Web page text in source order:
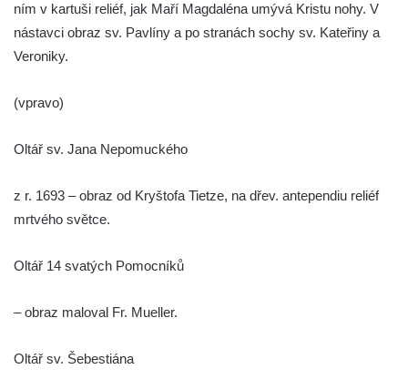
Polsko)
Skalní kaple Nejsvětější Trojice u Česká
Kamenice
Ohří
nádraží v Dubé
Hřbitovní kaple ve Velkém Šenově
Márnice na hřbitově v Chlumčanech
Kaple svatého Václava ve Vlčí
ním v kartuši reliéf, jak Maří Magdaléna umývá Kristu nohy. V
nástavci obraz sv. Pavlíny a po stranách sochy sv. Kateřiny a
Veroniky.
(vpravo)
Oltář sv. Jana Nepomuckého
z r. 1693 – obraz od Kryštofa Tietze, na dřev. antependiu reliéf
mrtvého světce.
Oltář 14 svatých Pomocníků
– obraz maloval Fr. Mueller.
Oltář sv. Šebestiána